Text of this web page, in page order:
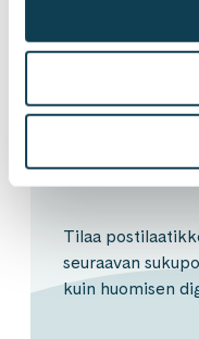
Avaa
Tilaa
seuraavan
kuin huomisen